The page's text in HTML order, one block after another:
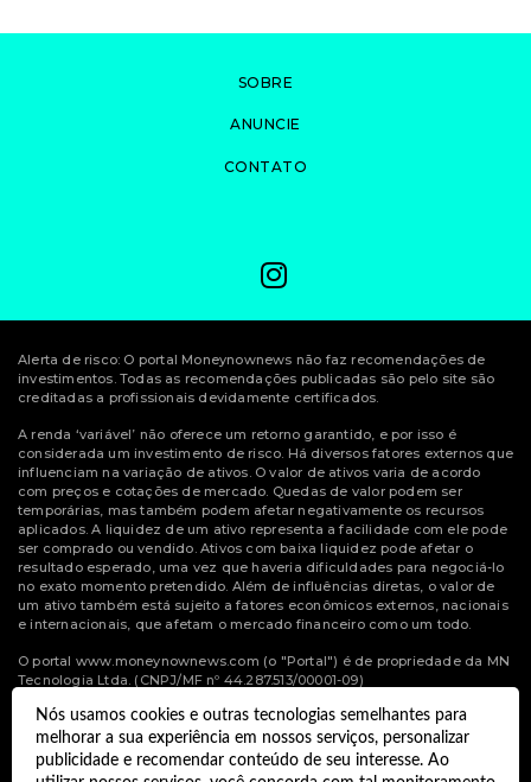
Nós usamos cookies e outras tecnologias semelhantes para
melhorar a sua experiência em nossos serviços, personalizar
publicidade e recomendar conteúdo de seu interesse. Ao
SOBRE
ANUNCIE
CONTATO
Alerta de risco: O portal Moneynownews não faz recomendações de
investimentos. Todas as recomendações publicadas são pelo site são
creditadas a profissionais devidamente certificados.
A renda ‘variável’ não oferece um retorno garantido, e por isso é
considerada um investimento de risco. Há diversos fatores externos que
influenciam na variação de ativos. O valor de ativos varia de acordo
com preços e cotações de mercado. Quedas de valor podem ser
temporárias, mas também podem afetar negativamente os recursos
aplicados. A liquidez de um ativo representa a facilidade com ele pode
ser comprado ou vendido. Ativos com baixa liquidez pode afetar o
resultado esperado, uma vez que haveria dificuldades para negociá-lo
no exato momento pretendido. Além de influências diretas, o valor de
um ativo também está sujeito a fatores econômicos externos, nacionais
e internacionais, que afetam o mercado financeiro como um todo.
O portal www.moneynownews.com (o "Portal") é de propriedade da MN
Tecnologia Ltda. (CNPJ/MF nº 44.287.513/00001-09)
© Copyright 2022 Money Now News.
Todos os direitos reservados.